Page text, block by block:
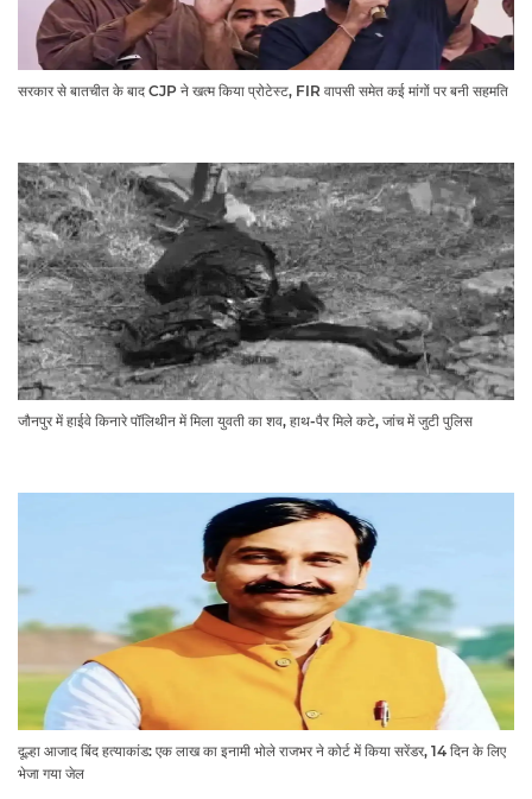
सरकार से बातचीत के बाद CJP ने खत्म किया प्रोटेस्ट, FIR वापसी समेत कई मांगों पर बनी सहमति
जौनपुर में हाईवे किनारे पॉलिथीन में मिला युवती का शव, हाथ-पैर मिले कटे, जांच में जुटी पुलिस
दूल्हा आजाद बिंद हत्याकांड: एक लाख का इनामी भोले राजभर ने कोर्ट में किया सरेंडर, 14 दिन के लिए
भेजा गया जेल